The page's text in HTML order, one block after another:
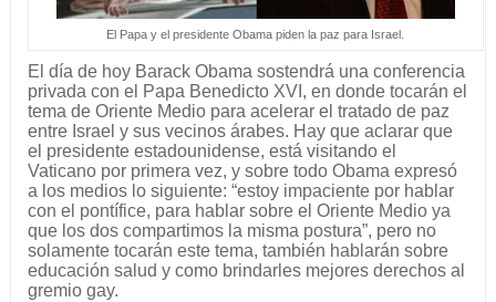
El Papa y el presidente Obama piden la paz para Israel.
El día de hoy Barack Obama sostendrá una conferencia
privada con el Papa Benedicto XVI, en donde tocarán el
tema de Oriente Medio para acelerar el tratado de paz
entre Israel y sus vecinos árabes. Hay que aclarar que
el presidente estadounidense, está visitando el
Vaticano por primera vez, y sobre todo Obama expresó
a los medios lo siguiente: “estoy impaciente por hablar
con el pontífice, para hablar sobre el Oriente Medio ya
que los dos compartimos la misma postura”, pero no
solamente tocarán este tema, también hablarán sobre
educación salud y como brindarles mejores derechos al
gremio gay.